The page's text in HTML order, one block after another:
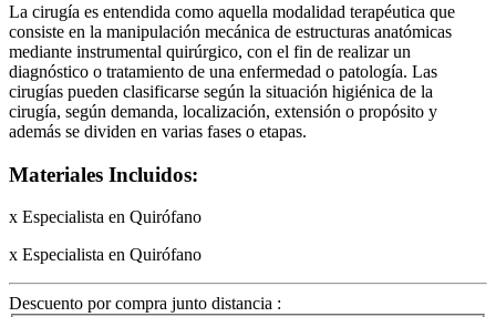
La cirugía es entendida como aquella modalidad terapéutica que
consiste en la manipulación mecánica de estructuras anatómicas
mediante instrumental quirúrgico, con el fin de realizar un
diagnóstico o tratamiento de una enfermedad o patología. Las
cirugías pueden clasificarse según la situación higiénica de la
cirugía, según demanda, localización, extensión o propósito y
además se dividen en varias fases o etapas.
Materiales Incluidos:
x Especialista en Quirófano
x Especialista en Quirófano
Descuento por compra junto distancia :